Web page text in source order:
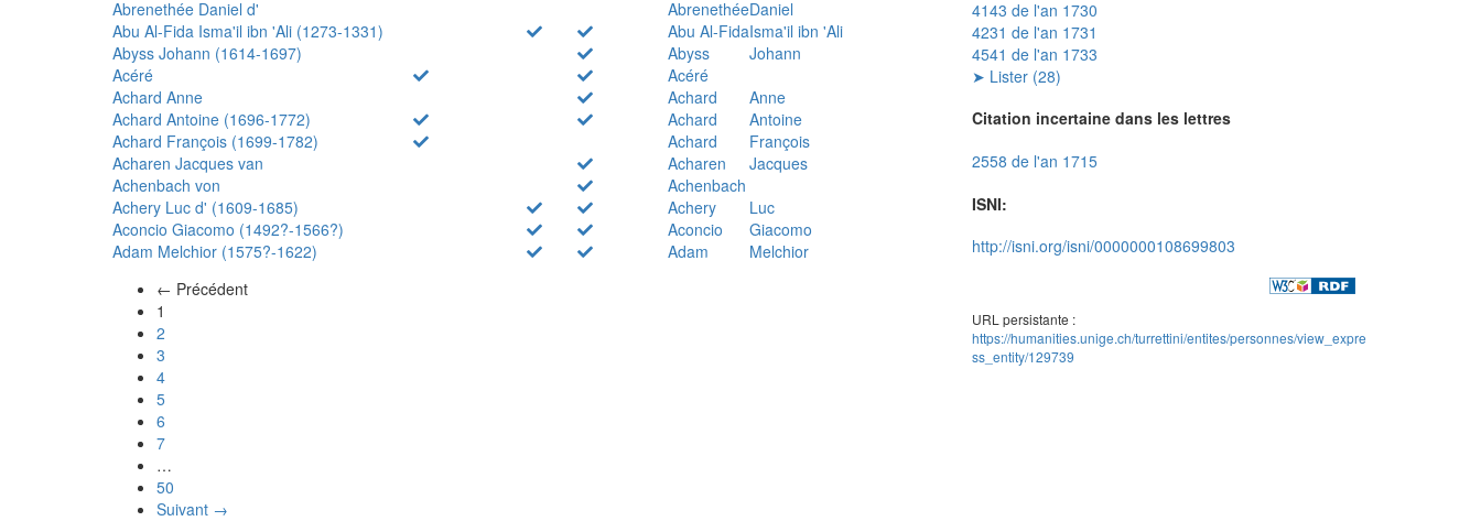
Abrenethée Daniel d'
AbrenethéeDaniel
Abu Al-Fida Isma'il ibn 'Ali (1273-1331)
Abu Al-FidaIsma'il ibn 'Ali
Abyss Johann (1614-1697)
Abyss
Johann
Acéré
Acéré
Achard Anne
Achard
Anne
Achard Antoine (1696-1772)
Achard
Antoine
Achard François (1699-1782)
Achard
François
Acharen Jacques van
Acharen
Jacques
Achenbach von
Achenbach
Achery Luc d' (1609-1685)
Achery
Luc
Aconcio Giacomo (1492?-1566?)
Aconcio
Giacomo
Adam Melchior (1575?-1622)
Adam
Melchior
← Précédent
1
2
3
4
5
6
7
…
50
Suivant →
4143 de l'an 1730
4231 de l'an 1731
4541 de l'an 1733
➤ Lister (28)
Citation incertaine dans les lettres
2558 de l'an 1715
ISNI:
http://isni.org/isni/0000000108699803
URL persistante :
https://humanities.unige.ch/turrettini/entites/personnes/view_expre
ss_entity/129739